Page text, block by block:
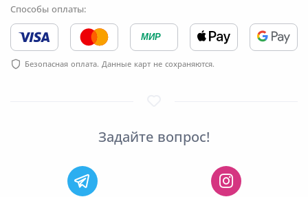
Способы оплаты:
МИР
Безопасная оплата. Данные карт не сохраняются.
Задайте вопрос!